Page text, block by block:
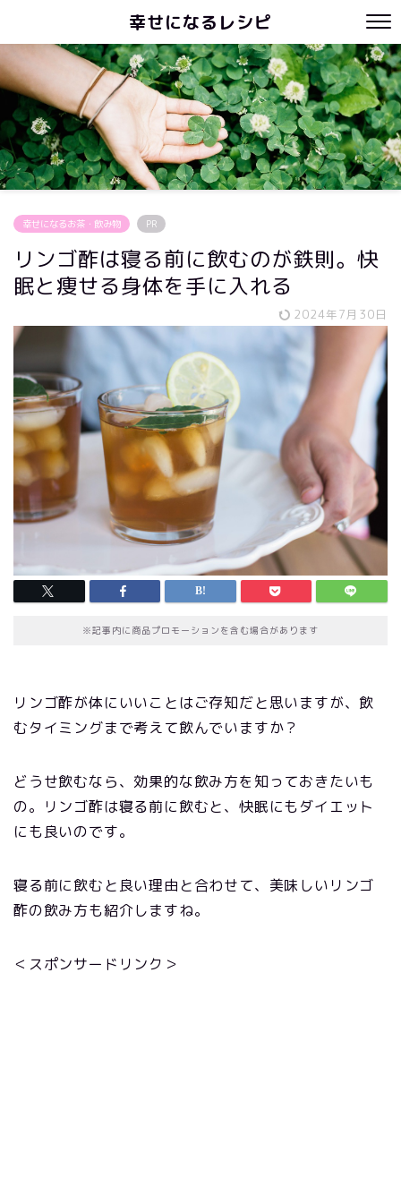
幸せになるレシピ
幸せになるお茶・飲み物 PR
リンゴ酢は寝る前に飲むのが鉄則。快
眠と痩せる身体を手に入れる
2024年7月30日
※記事内に商品プロモーションを含む場合があります
リンゴ酢が体にいいことはご存知だと思いますが、飲
むタイミングまで考えて飲んでいますか？
どうせ飲むなら、効果的な飲み方を知っておきたいも
の。リンゴ酢は寝る前に飲むと、快眠にもダイエット
にも良いのです。
寝る前に飲むと良い理由と合わせて、美味しいリンゴ
酢の飲み方も紹介しますね。
＜スポンサードリンク＞